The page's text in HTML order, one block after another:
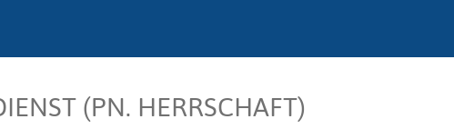
(PN. HERRSCHAFT)